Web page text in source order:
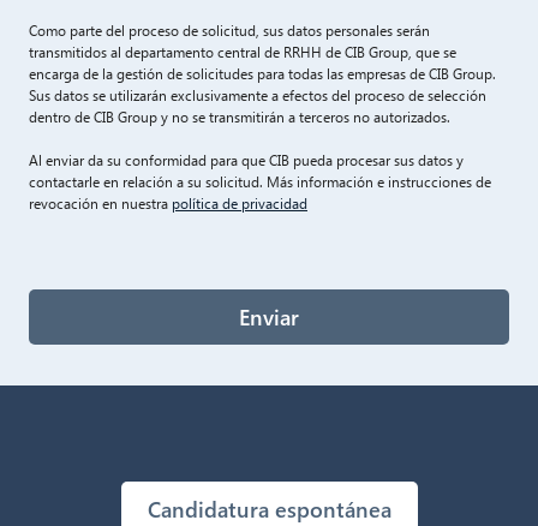
Como parte del proceso de solicitud, sus datos personales serán
transmitidos al departamento central de RRHH de CIB Group, que se
encarga de la gestión de solicitudes para todas las empresas de CIB Group.
Sus datos se utilizarán exclusivamente a efectos del proceso de selección
dentro de CIB Group y no se transmitirán a terceros no autorizados.
Al enviar da su conformidad para que CIB pueda procesar sus datos y
contactarle en relación a su solicitud. Más información e instrucciones de
revocación en nuestra política de privacidad
Enviar
Candidatura espontánea